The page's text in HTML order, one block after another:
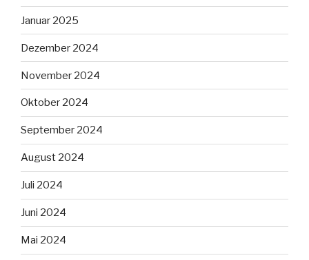
Januar 2025
Dezember 2024
November 2024
Oktober 2024
September 2024
August 2024
Juli 2024
Juni 2024
Mai 2024